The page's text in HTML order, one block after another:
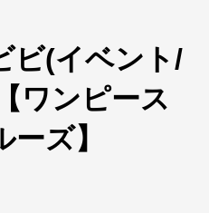
ビ(イベント/
ワンピース
ーズ】